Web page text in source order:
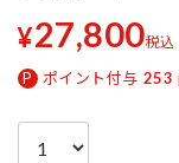
¥27,800税込
ポイント付与 253